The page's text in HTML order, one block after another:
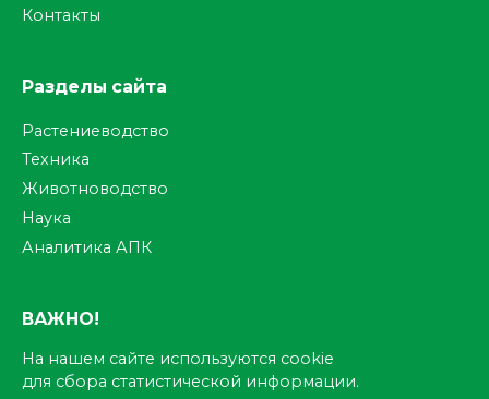
Контакты
Разделы сайта
Растениеводство
Техника
Животноводство
Наука
Аналитика АПК
ВАЖНО!
На нашем сайте используются cookie
для сбора статистической информации.